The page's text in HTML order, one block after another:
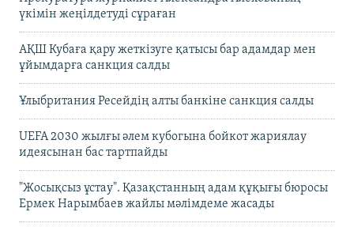
үкімін жеңілдетуді сұраған
АҚШ Кубаға қару жеткізуге қатысы бар адамдар мен
ұйымдарға санкция салды
Ұлыбритания Ресейдің алты банкіне санкция салды
UEFA 2030 жылғы әлем кубогына бойкот жариялау
идеясынан бас тартпайды
"Жосықсыз ұстау". Қазақстанның адам құқығы бюросы
Ермек Нарымбаев жайлы мәлімдеме жасады